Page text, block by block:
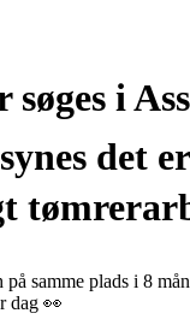
i
det
på samme plads i 8
dag 👀